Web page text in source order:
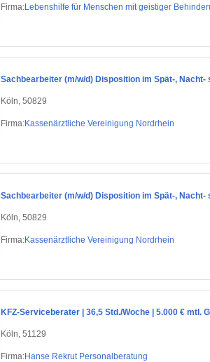
Firma:Lebenshilfe für Menschen mit geistiger
Sachbearbeiter (m/w/d) Disposition im Spät-, Nacht-
Köln, 50829
Firma:Kassenärztliche Vereinigung Nordrhein
Sachbearbeiter (m/w/d) Disposition im Spät-, Nacht-
Köln, 50829
Firma:Kassenärztliche Vereinigung Nordrhein
KFZ-Serviceberater | 36,5 Std./Woche | 5.000 € mtl.
Köln, 51129
Firma:Hanse Rekrut Personalberatung